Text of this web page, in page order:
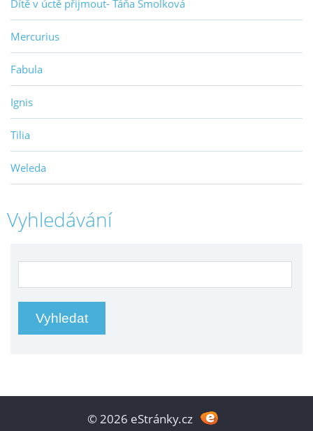
Dítě v úctě přijmout- Táňa Smolková
Mercurius
Fabula
Ignis
Tilia
Weleda
Vyhledávání
© 2026 eStránky.cz